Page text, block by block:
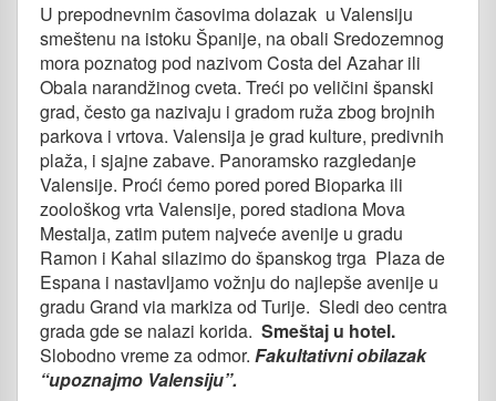
U prepodnevnim časovima dolazak u Valensiju
smeštenu na istoku Španije, na obali Sredozemnog
mora poznatog pod nazivom Costa del Azahar ili
Obala narandžinog cveta. Treći po veličini španski
grad, često ga nazivaju i gradom ruža zbog brojnih
parkova i vrtova. Valensija je grad kulture, predivnih
plaža, i sjajne zabave. Panoramsko razgledanje
Valensije. Proći ćemo pored pored Bioparka ili
zoološkog vrta Valensije, pored stadiona Mova
Mestalja, zatim putem najveće avenije u gradu
Ramon i Kahal silazimo do španskog trga Plaza de
Espana i nastavljamo vožnju do najlepše avenije u
gradu Grand via markiza od Turije. Sledi deo centra
grada gde se nalazi korida. Smeštaj u hotel.
Slobodno vreme za odmor. Fakultativni obilazak
“upoznajmo Valensiju”.